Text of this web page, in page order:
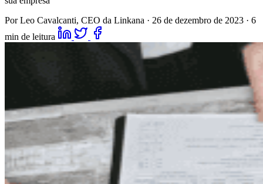
Por Leo Cavalcanti, CEO da Linkana · 26 de dezembro de 2023 · 6
min de leitura